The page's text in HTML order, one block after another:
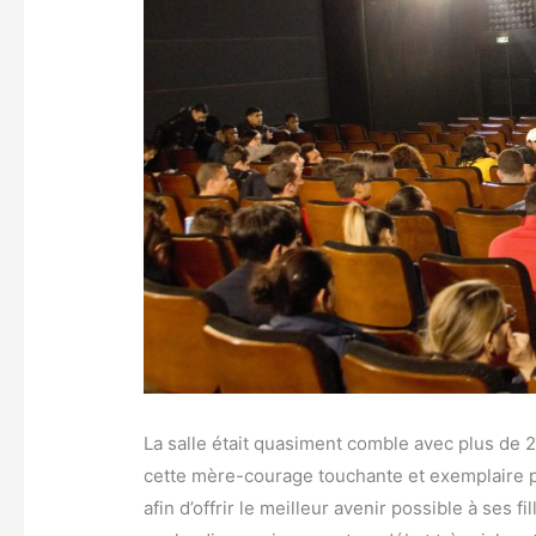
La salle était quasiment comble avec plus de
cette mère-courage touchante et exemplaire
afin d’offrir le meilleur avenir possible à ses